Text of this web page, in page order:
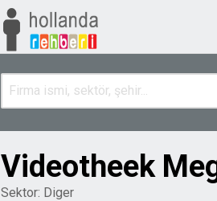
Videotheek
Sektor: Diger